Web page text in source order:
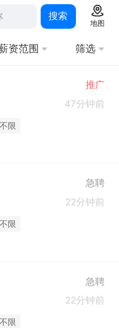
搜索
地图
资范围 筛选
推广
47分钟前
限
急聘
22分钟前
限
急聘
22分钟前
限